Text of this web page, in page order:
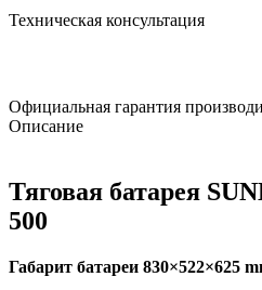
Техническая консультация
Официальная гарантия
Описание
Тяговая батарея
500
Габарит батареи 830×522×625